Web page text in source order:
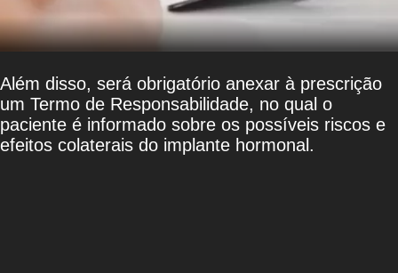
Além disso, será obrigatório anexar à prescrição
um Termo de Responsabilidade, no qual o
paciente é informado sobre os possíveis riscos e
efeitos colaterais do implante hormonal.